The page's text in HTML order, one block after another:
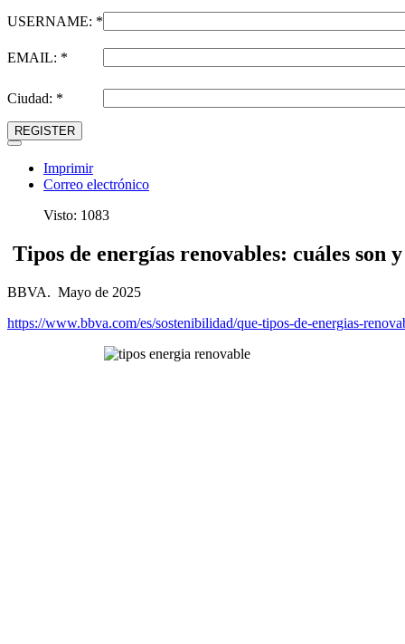
USERNAME: *
EMAIL: *
Ciudad: *
REGISTER
Imprimir
Correo electrónico
Visto: 1083
Tipos de energías renovables: cuáles son
BBVA. Mayo de 2025
https://www.bbva.com/es/sostenibilidad/que-tipos-de-energias-